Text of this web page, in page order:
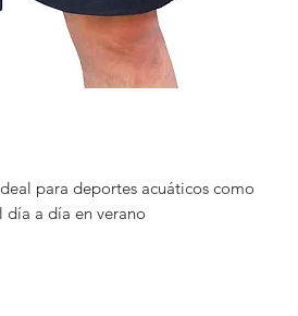
para deportes acuáticos como
día a día en verano